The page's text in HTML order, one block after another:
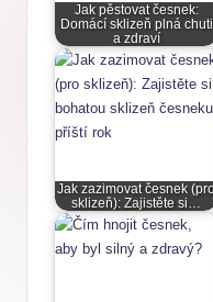
Jak pěstovat česnek:
Domácí sklizeň plná chuti
a zdraví
Jak zazimovat česnek
sklizeň): Zajistěte si…